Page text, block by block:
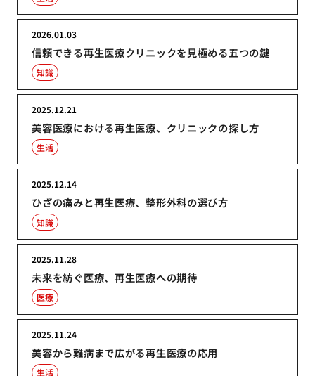
信頼できる再生医療クリニックを見極める五つの鍵
2026.01.03
知識
美容医療における再生医療、クリニックの探し方
2025.12.21
生活
ひざの痛みと再生医療、整形外科の選び方
2025.12.14
知識
未来を紡ぐ医療、再生医療への期待
2025.11.28
医療
美容から難病まで広がる再生医療の応用
2025.11.24
生活